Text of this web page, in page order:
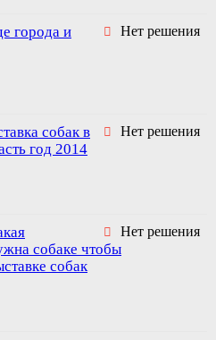
Нет решения
города и
Нет решения
собак в
год 2014
Нет решения
собаке чтобы
собак